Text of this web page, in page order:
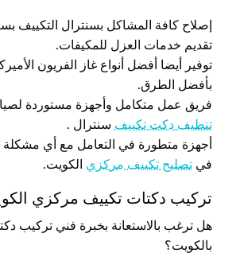
إصلاح كافة المشاكل بسنترال التكييف
تقديم خدمات العزل للمكيفات.
توفير أيضا أفضل أنواع غاز الفريون
بأفضل الطرق.
فريق عمل متكامل وأجهزة مستوردة
تنظيف دكت تكييف سنترال .
أجهزة متطورة في التعامل مع أي مشكلة
في تصليح تكييف مركزي الكويت.
تركيب دكتات تكييف مركزي
هل ترغب بالاستعانة بخبرة فني تركيب
بالكويت؟